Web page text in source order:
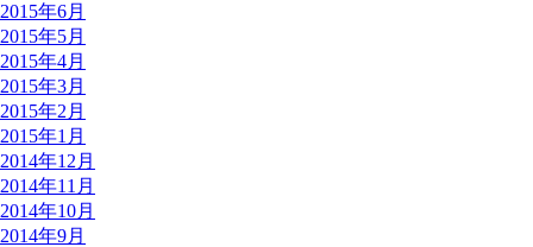
2015年6月
2015年5月
2015年4月
2015年3月
2015年2月
2015年1月
2014年12月
2014年11月
2014年10月
2014年9月